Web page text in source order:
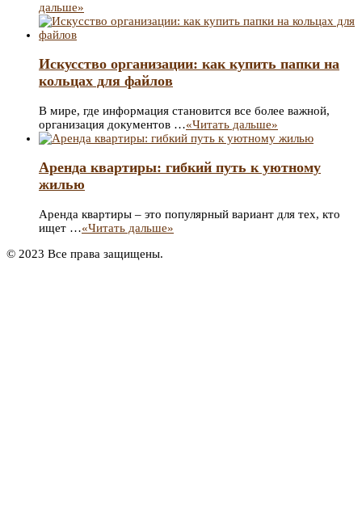
дальше»
Искусство организации: как купить папки на
кольцах для файлов
В мире, где информация становится все более важной,
организация документов …«Читать дальше»
Аренда квартиры: гибкий путь к уютному
жилью
Аренда квартиры – это популярный вариант для тех, кто
ищет …«Читать дальше»
© 2023 Все права защищены.